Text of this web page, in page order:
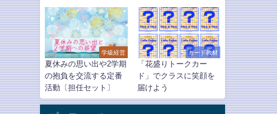
学級経営
夏休みの思い出や2学期
の抱負を交流する定番
活動〔担任セット〕
カード教材
「花盛りトークカー
ド」でクラスに笑顔を
届けよう